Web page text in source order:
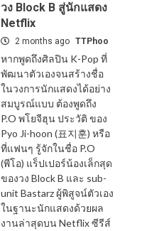
วง Block B สู่นักแสดง
Netflix
2 months ago TTPhoo
หากพูดถึงศิลปิน K-Pop ที่
พัฒนาตัวเองจนสร้างชื่อ
ในวงการนักแสดงได้อย่าง
สมบูรณ์แบบ ต้องพูดถึง
P.O พโยจีฮุน ประวัติ ของ
Pyo Ji-hoon (표지훈) หรือ
ที่แฟนๆ รู้จักในชื่อ P.O
(พีโอ) แร็ปเปอร์น้องเล็กสุด
ของวง Block B และ sub-
unit Bastarz ผู้พิสูจน์ตัวเอง
ในฐานะนักแสดงด้วยผล
งานล่าสุดบน Netflix ซีรีส์